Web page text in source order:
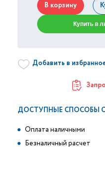
В корзину
Купить в
Добавить в
ДОСТУПНЫЕ СПОСОБЫ
Оплата наличными
Безналичный расчет